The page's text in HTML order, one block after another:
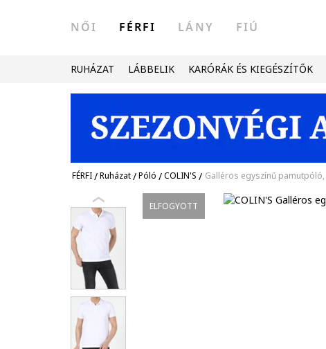
NŐI FÉRFI LÁNY FIÚ
RUHÁZAT LÁBBELIK KARÓRÁK ÉS KIEGÉSZÍTŐK
FÉRFI/Ruházat/Póló /COLIN'S / Galléros egyszínű pamutpóló,
ELFOGYOTT